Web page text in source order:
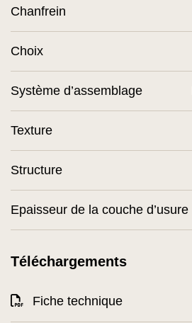
Téléchargements
Fiche technique
Chanfrein
Choix
Système d’assemblage
Texture
Structure
Epaisseur de la couche d’usure